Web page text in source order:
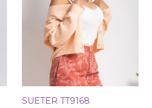
SUETER TT9168